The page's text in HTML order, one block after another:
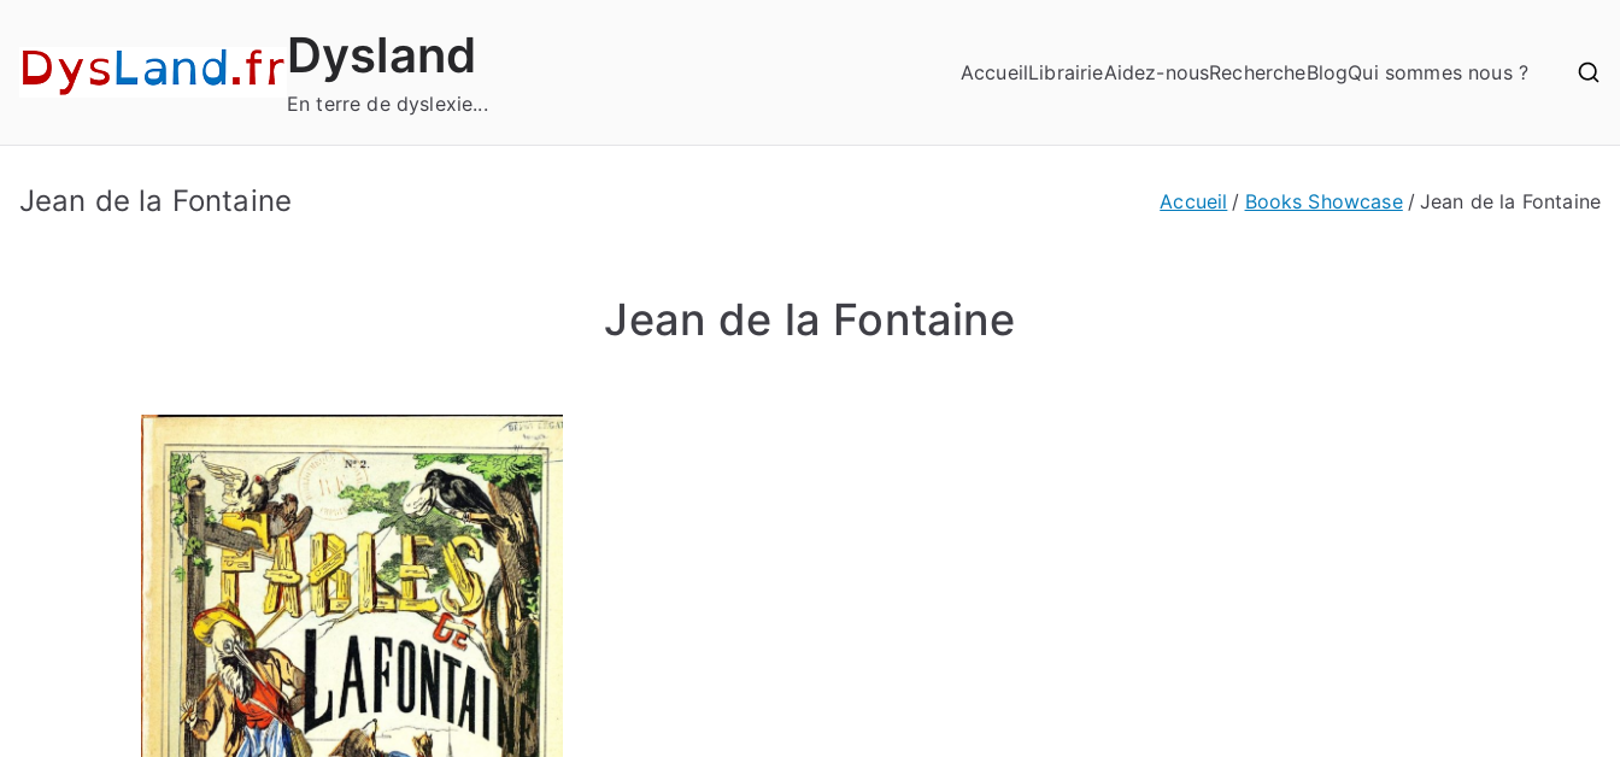
contenu
Dysland
En terre de dyslexie...
AccueilLibrairieAidez-nousRechercheBlogQui sommes nous ?
Jean de la Fontaine Accueil Books Showcase Jean de la Fontaine
Jean de la Fontaine